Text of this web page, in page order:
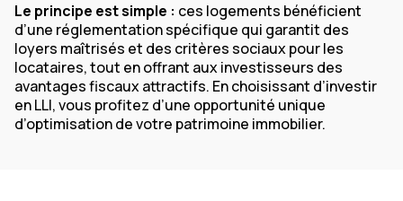
Le principe est simple : ces logements bénéficient
d’une réglementation spécifique qui garantit des
loyers maîtrisés et des critères sociaux pour les
locataires, tout en offrant aux investisseurs des
avantages fiscaux attractifs. En choisissant d’investir
en LLI, vous profitez d’une opportunité unique
d’optimisation de votre patrimoine immobilier.